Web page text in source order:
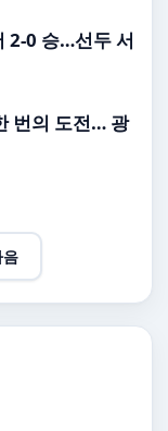
2-0 승…선두 서
번의 도전… 광
음